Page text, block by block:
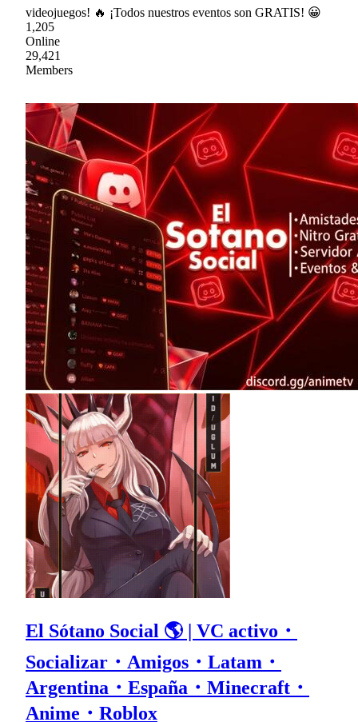
videojuegos! 🔥 ¡Todos nuestros eventos son GRATIS! 😀
1,205
Online
29,421
Members
El Sótano Social 🌎 | VC activo・
Socializar・Amigos・Latam・
Argentina・España・Minecraft・
Anime・Roblox